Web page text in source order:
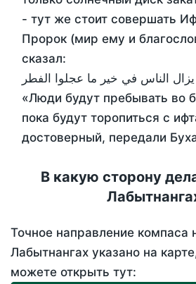
- тут же стоит совершать
Пророк (мир ему и
сказал:
يزال الناس في خير ما عجلوا الفطر
«Люди будут пребывать во
пока будут торопиться с
достоверный, передали
В какую сторону
Точное направление компаса
Лабытнангах указано на
можете открыть тут: